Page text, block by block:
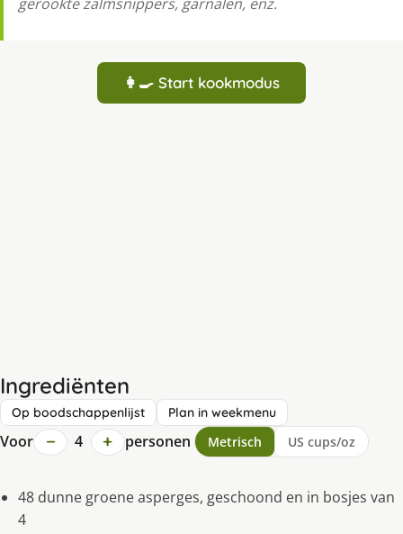
👩‍🍳 Start kookmodus
Ingrediënten
Op boodschappenlijst Plan in weekmenu
Voor − 4 + personen Metrisch US cups/oz
48 dunne groene asperges, geschoond en in bosjes van
4